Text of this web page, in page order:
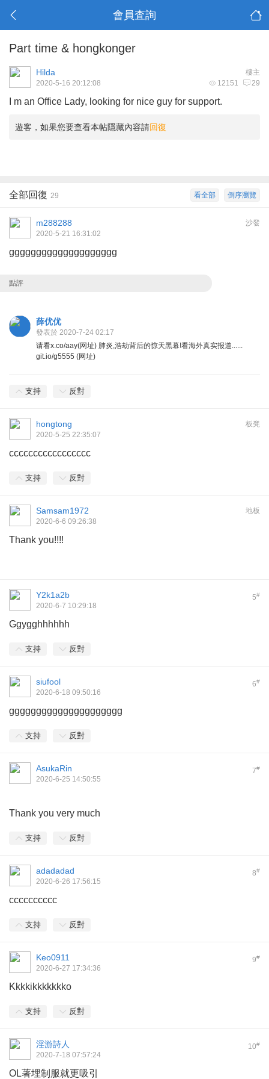
會員査詢
Part time & hongkonger
樓主
Hilda
12151 29
2020-5-16 20:12:08
I m an Office Lady, looking for nice guy for support.
遊客，如果您要查看本帖隱藏內容請回復
倒序瀏覽
看全部
全部回復 29
沙發
m288288
2020-5-21 16:31:02
gggggggggggggggggggg
點評
薛优优
發表於 2020-7-24 02:17
请看x.co/aay(网址) 肺炎,浩劫背后的惊天黑幕!看海外真实报道......
git.io/g5555 (网址)
支持 反對
板凳
hongtong
2020-5-25 22:35:07
ccccccccccccccccc
支持 反對
地板
Samsam1972
2020-6-6 09:26:38
Thank you!!!!
5#
Y2k1a2b
2020-6-7 10:29:18
Ggygghhhhhh
支持 反對
6#
siufool
2020-6-18 09:50:16
ggggggggggggggggggggg
支持 反對
7#
AsukaRin
2020-6-25 14:50:55
Thank you very much
支持 反對
8#
adadadad
2020-6-26 17:56:15
cccccccccc
支持 反對
9#
Keo0911
2020-6-27 17:34:36
Kkkkikkkkkkko
支持 反對
10#
淫游詩人
2020-7-18 07:57:24
OL著埋制服就更吸引